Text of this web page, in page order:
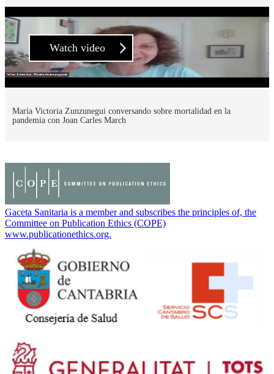
Watch video
María Victoria Zunzunegui conversando sobre mortalidad en la
pandemia con Joan Carles March
Gaceta Sanitaria is a member and subscribes the principles of, the
Committee on Publication Ethics (COPE)
www.publicationethics.org.